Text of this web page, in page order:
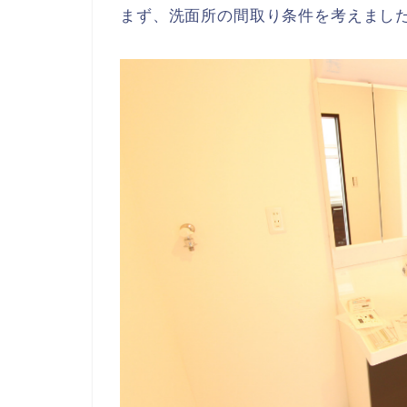
まず、洗面所の間取り条件を考えまし